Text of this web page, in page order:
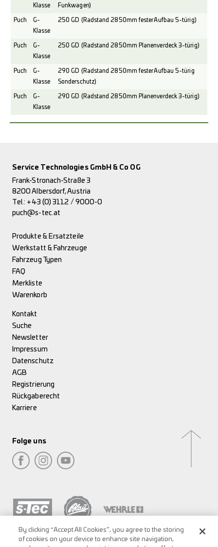
Klasse
Funkwagen)
Puch
G-
Klasse
250 GD (Radstand 2850mm fester Aufbau 5-türig)
Puch
G-
Klasse
250 GD (Radstand 2850mm Planenverdeck 3-türig)
Puch
G-
Klasse
290 GD (Radstand 2850mm fester Aufbau 5-türig
Sonderschutz)
Puch
G-
Klasse
290 GD (Radstand 2850mm Planenverdeck 3-türig)
Service Technologies GmbH & Co OG
Frank-Stronach-Straße 3
8200 Albersdorf, Austria
Tel.: +43 (0) 3112 / 9000-0
puch@s-tec.at
Produkte & Ersatzteile
Werkstatt & Fahrzeuge
Fahrzeug Typen
FAQ
Merkliste
Warenkorb
Kontakt
Suche
Newsletter
Impressum
Datenschutz
AGB
Registrierung
Rückgaberecht
Karriere
Folge uns
By clicking “Accept All Cookies”, you agree to the storing
of cookies on your device to enhance site navigation,